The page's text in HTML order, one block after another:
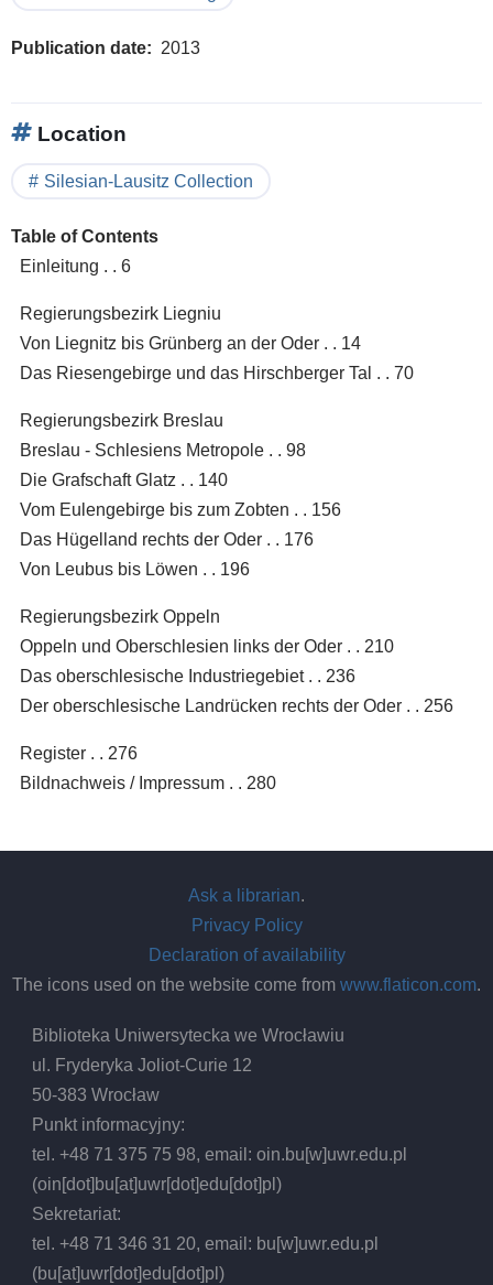
Publication date 2013
Location
Silesian-Lausitz Collection
Table of Contents
Einleitung . . 6
Regierungsbezirk Liegniu
Von Liegnitz bis Grünberg an der Oder . . 14
Das Riesengebirge und das Hirschberger Tal . . 70
Regierungsbezirk Breslau
Breslau - Schlesiens Metropole . . 98
Die Grafschaft Glatz . . 140
Vom Eulengebirge bis zum Zobten . . 156
Das Hügelland rechts der Oder . . 176
Von Leubus bis Löwen . . 196
Regierungsbezirk Oppeln
Oppeln und Oberschlesien links der Oder . . 210
Das oberschlesische Industriegebiet . . 236
Der oberschlesische Landrücken rechts der Oder . . 256
Register . . 276
Bildnachweis / Impressum . . 280
Ask a librarian.
Privacy Policy
Declaration of availability
The icons used on the website come from www.flaticon.com.
Biblioteka Uniwersytecka we Wrocławiu
ul. Fryderyka Joliot-Curie 12
50-383 Wrocław
Punkt informacyjny:
tel. +48 71 375 75 98, email:oin.bu[w]uwr.edu.pl
(oin[dot]bu[at]uwr[dot]edu[dot]pl)
Sekretariat:
tel. +48 71 346 31 20, email: bu[w]uwr.edu.pl
(bu[at]uwr[dot]edu[dot]pl)